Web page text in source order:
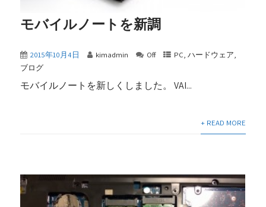
モバイルノートを新調
2015年10月4日 kimadmin Off PC,ハードウェア,
ブログ
モバイルノートを新しくしました。 VAI...
+ READ MORE